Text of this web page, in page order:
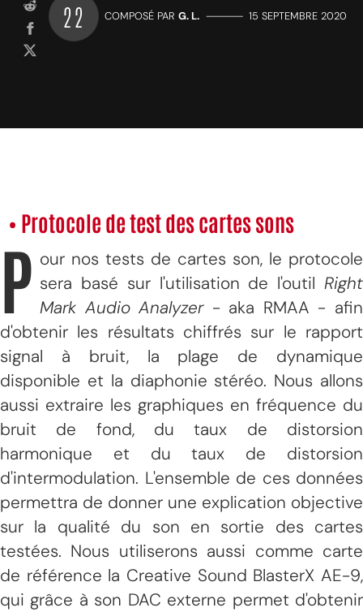
22 COMPOSÉ PAR G. L. ————— 15 SEPTEMBRE 2020
• Protocole de test des cartes sons
P our nos tests de cartes son, le protocole
sera basé sur l'utilisation de l'outil Right
Mark Audio Analyzer- aka RMAA - afin
d'obtenir les résultats chiffrés sur le rapport
signal à bruit, la plage de dynamique
disponible et la diaphonie stéréo. Nous allons
aussi extraire les graphiques en fréquence du
bruit de fond, du taux de distorsion
harmonique et du taux de distorsion
d'intermodulation. L'ensemble de ces données
permettra de donner une explication objective
sur la qualité du son en sortie des cartes
testées. Nous utiliserons aussi comme carte
de référence la Creative Sound BlasterX AE-9,
qui grâce à son DAC externe permet d'obtenir